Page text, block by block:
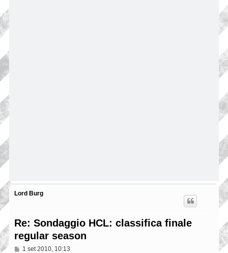
Lord Burg
Re: Sondaggio HCL: classifica finale
regular season
M1 set 2010, 10:13